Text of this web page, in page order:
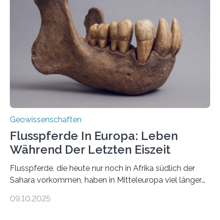
Miriam Christina Reiss, Vulkanseismologin an der
Johannes Gutenberg-Universität Mainz (JGU), und ihr
Team haben am Vulkan Oldoinyo Lengai in Tansania
solche Tremore lokalisiert. „Wir konnten die Tremore
nicht nur nachweisen, sondern ihren Ort in…
Geowissenschaften
Flusspferde In Europa: Leben
Während Der Letzten Eiszeit
Flusspferde, die heute nur noch in Afrika südlich der
Sahara vorkommen, haben in Mitteleuropa viel länger
Knochenfunden zeigen, dass Flusspferde noch vor
09.10.2025